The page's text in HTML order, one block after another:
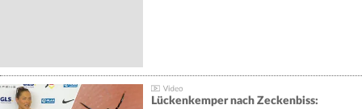
Lückenkemper nach Zeckenbiss: